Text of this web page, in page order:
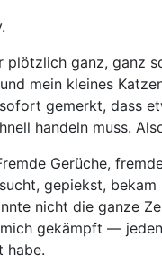
plötzlich ganz, ganz
mein kleines
gemerkt, dass
handeln muss.
Gerüche,
gepiekst,
nicht die ganze
gekämpft —
habe.